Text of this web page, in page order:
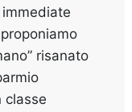
risanato
classe